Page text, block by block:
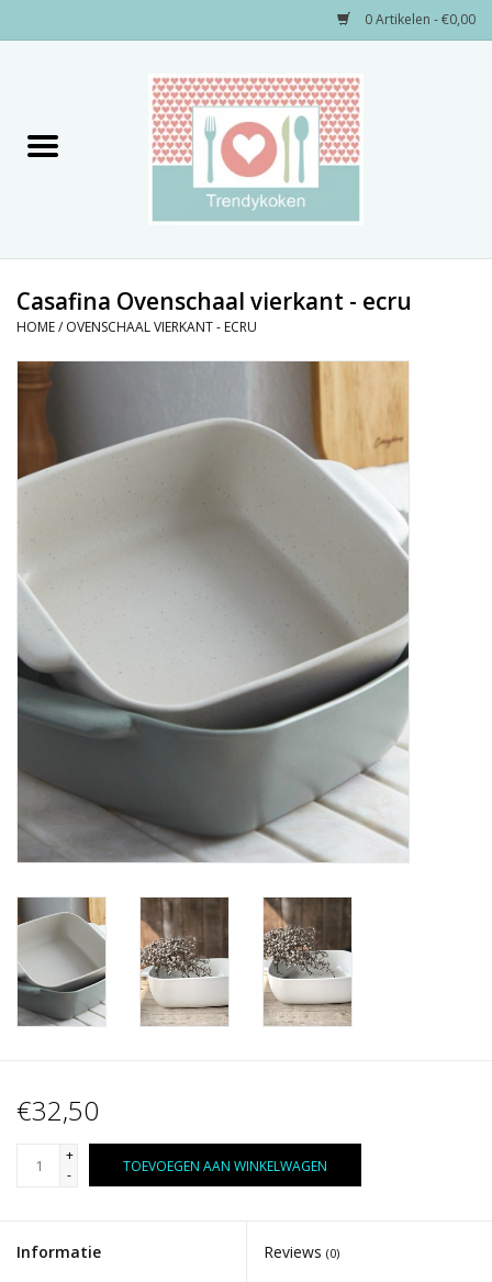
0 Artikelen - €0,00
Decoratie
Kids only
Alles zien
NIEUW!
Sale!
Kleuren
Casafina Ovenschaal vierkant - ecru
HOME/ OVENSCHAAL VIERKANT - ECRU
€32,50
+
-
TOEVOEGEN AAN WINKELWAGEN
Informatie Reviews (0)